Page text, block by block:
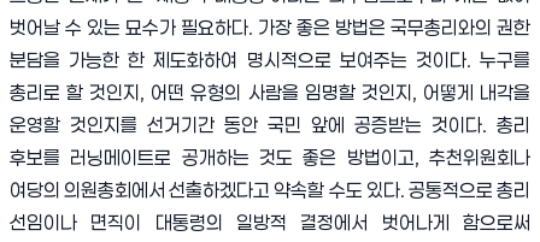
벗어날 수 있는 묘수가 필요하다. 가장 좋은 방법은 국무총리와의 권한
분담을 가능한 한 제도화하여 명시적으로 보여주는 것이다.누구를
총리로 할 것인지 , 어떤 유형의 사람을 임명할 것인지 , 어떻게 내각을
운영할 것인지를 선거기간 동안 국민 앞에 공증받는 것이다. 총리
후보를 러닝메이트로 공개하는 것도 좋은 방법이고,추천위원회나
여당의 의원총회에서 선출하겠다고 약속할 수도 있다. 공통적으로 총리
선임이나 면직이 대통령의 일방적 결정에서 벗어나게 함으로써